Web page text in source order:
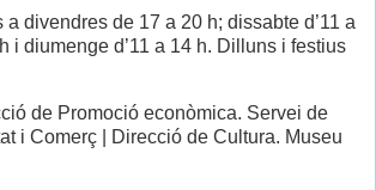
a divendres de 17 a 20 h; dissabte d’11 a
i diumenge d’11 a 14 h. Dilluns i festius
de Promoció econòmica. Servei de
i Comerç | Direcció de Cultura. Museu